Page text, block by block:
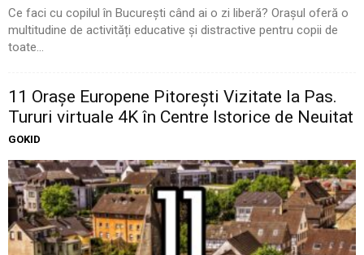
Ce faci cu copilul în București când ai o zi liberă? Orașul oferă o
multitudine de activități educative și distractive pentru copii de
toate...
11 Oraşe Europene Pitoreşti Vizitate la Pas.
Tururi virtuale 4K în Centre Istorice de Neuitat
GOKID